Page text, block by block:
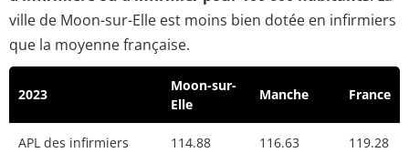
ville de Moon-sur-Elle est moins bien dotée en infirmiers
que la moyenne française.
2023
Moon-sur-
Elle
Manche France
APL des infirmiers 114.88 116.63 119.28